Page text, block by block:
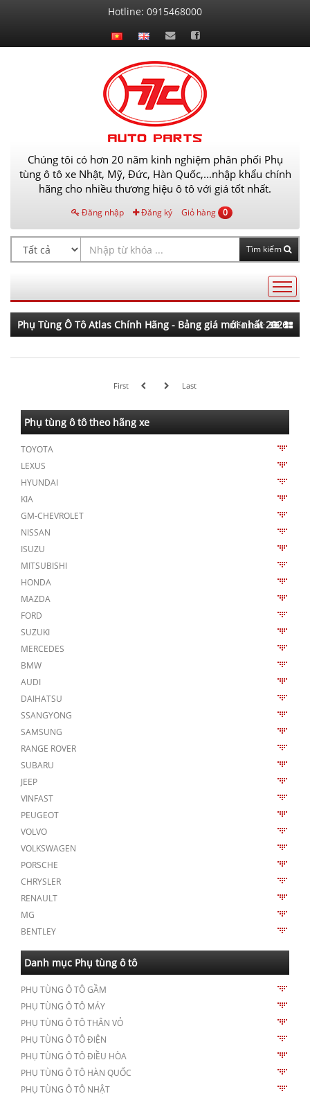
hệ
Hotline: 0915468000
Chúng tôi có hơn 20 năm kinh nghiệm phân phối Phụ
tùng ô tô xe Nhật, Mỹ, Đức, Hàn Quốc,...nhập khẩu chính
hãng cho nhiều thương hiệu ô tô với giá tốt nhất.
Đăng nhập Đăng ký Giỏ hàng 0
Tìm kiếm
AutoPart
Phụ Tùng Ô Tô Atlas Chính Hãng - Bảng giá mới nhất 2026
Kiểu xem:
First Last
Phụ tùng ô tô theo hãng xe
TOYOTA
LEXUS
HYUNDAI
KIA
GM-CHEVROLET
NISSAN
ISUZU
MITSUBISHI
HONDA
MAZDA
FORD
SUZUKI
MERCEDES
BMW
AUDI
DAIHATSU
SSANGYONG
SAMSUNG
RANGE ROVER
SUBARU
JEEP
VINFAST
PEUGEOT
VOLVO
VOLKSWAGEN
PORSCHE
CHRYSLER
RENAULT
MG
BENTLEY
Danh mục Phụ tùng ô tô
PHỤ TÙNG Ô TÔ GẦM
PHỤ TÙNG Ô TÔ MÁY
PHỤ TÙNG Ô TÔ THÂN VỎ
PHỤ TÙNG Ô TÔ ĐIỆN
PHỤ TÙNG Ô TÔ ĐIỀU HÒA
PHỤ TÙNG Ô TÔ HÀN QUỐC
PHỤ TÙNG Ô TÔ NHẬT